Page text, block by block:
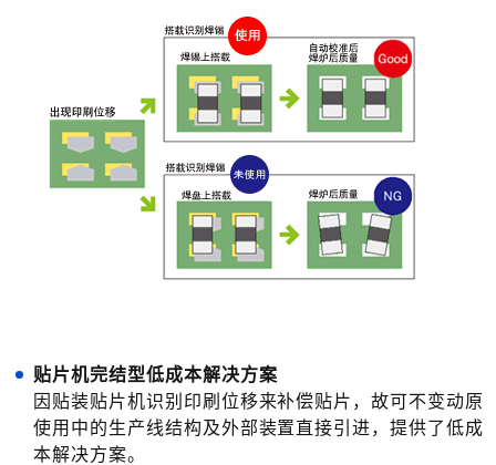
贴片机完结型低成本解决方案
因贴装贴片机识别印刷位移来补偿贴片，故可不变动原
使用中的生产线结构及外部装置直接引进，提供了低成
本解决方案。